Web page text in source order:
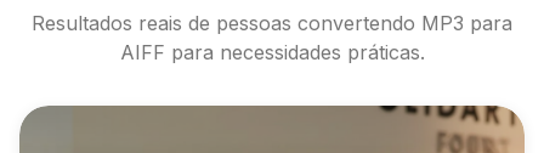
Resultados reais de pessoas convertendo MP3 para
AIFF para necessidades práticas.